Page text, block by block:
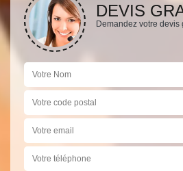
DEVIS
Demandez votre devis